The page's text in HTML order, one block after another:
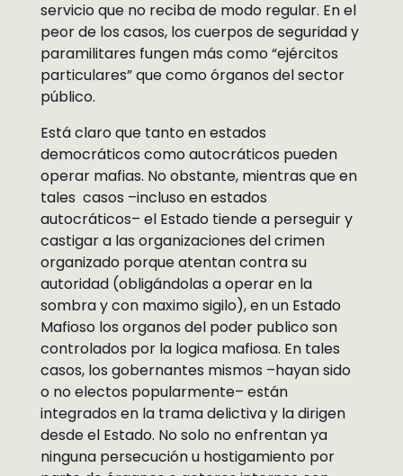
servicio que no reciba de modo regular. En el
peor de los casos, los cuerpos de seguridad y
paramilitares fungen más como “ejércitos
particulares” que como órganos del sector
público.
Está claro que tanto en estados
democráticos como autocráticos pueden
operar mafias. No obstante, mientras que en
tales casos –incluso en estados
autocráticos– el Estado tiende a perseguir y
castigar a las organizaciones del crimen
organizado porque atentan contra su
autoridad (obligándolas a operar en la
sombra y con maximo sigilo), en un Estado
Mafioso los organos del poder publico son
controlados por la logica mafiosa. En tales
casos, los gobernantes mismos –hayan sido
o no electos popularmente– están
integrados en la trama delictiva y la dirigen
desde el Estado. No solo no enfrentan ya
ninguna persecución u hostigamiento por